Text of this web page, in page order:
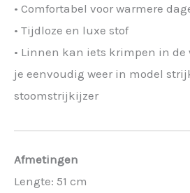
• Comfortabel voor warmere
• Tijdloze en luxe stof
• Linnen kan iets krimpen in
je eenvoudig weer in model
stoomstrijkijzer
Afmetingen
Lengte: 51 cm